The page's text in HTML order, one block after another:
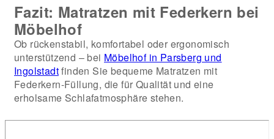
Fazit: Matratzen mit Federkern bei
Möbelhof
Ob rückenstabil, komfortabel oder ergonomisch
unterstützend – bei Möbelhof in Parsberg und
Ingolstadtfinden Sie bequeme Matratzen mit
Federkern-Füllung, die für Qualität und eine
erholsame Schlafatmosphäre stehen.